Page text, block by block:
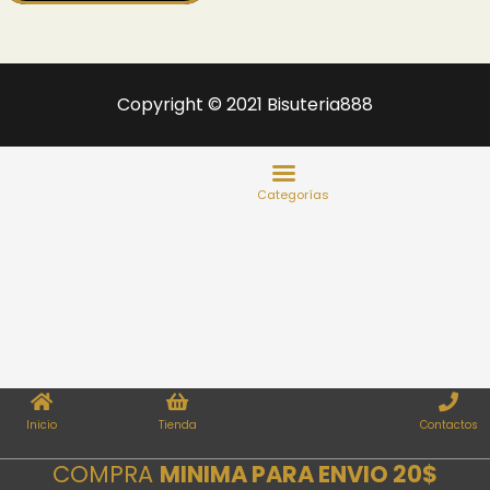
Copyright © 2021 Bisuteria888
Inicio Tienda Contactos
COMPRA MINIMA PARA ENVIO 20$